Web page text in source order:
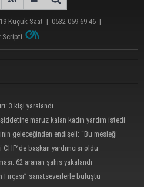
Küçük Saat | 0532 059 69 46 |
Scripti
3 kişi yaralandı
maruz kalan kadın yardım istedi
geleceğinden endişeli: “Bu mesleği
başkan yardımcısı oldu
62 aranan şahıs yakalandı
Fırçası” sanatseverlerle buluştu